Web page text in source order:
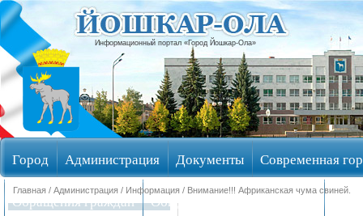
Информационный портал «Город Йошкар-Ола»
Город Администрация Документы Современная
Обращения граждан Общественные обсуждения
Главная / Администрация / Информация / Внимание!!! Африканская чума свиней.